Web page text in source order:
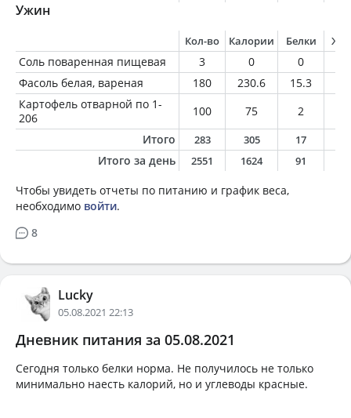
Ужин
Кол-во Калории Белки
Соль поваренная пищевая 3 0 0
Фасоль белая, вареная
180 230.6 15.3
Картофель отварной по 1-
206
100 75 2
Итого
283 305 17
Итого за день 2551 1624 91
Чтобы увидеть отчеты по питанию и график веса,
необходимо войти.
8
Lucky
05.08.2021 22:13
Дневник питания за 05.08.2021
Сегодня только белки норма. Не получилось не только
минимально наесть калорий, но и углеводы красные.